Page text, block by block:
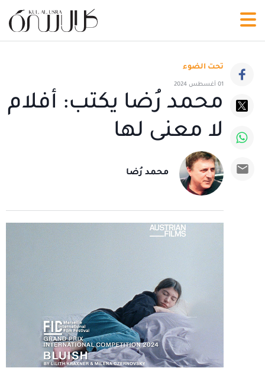
تحت الضوء
01 أغسطس 2024
محمد رُضا يكتب: أفلام
لا معنى لها
محمد رُضا